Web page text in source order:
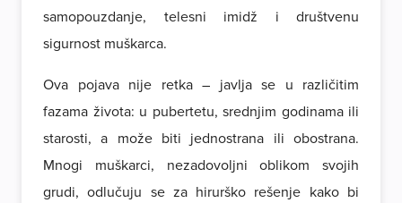
samopouzdanje, telesni imidž i društvenu
sigurnost muškarca.
Ova pojava nije retka – javlja se u različitim
fazama života: u pubertetu, srednjim godinama ili
starosti, a može biti jednostrana ili obostrana.
Mnogi muškarci, nezadovoljni oblikom svojih
grudi, odlučuju se za hirurško rešenje kako bi